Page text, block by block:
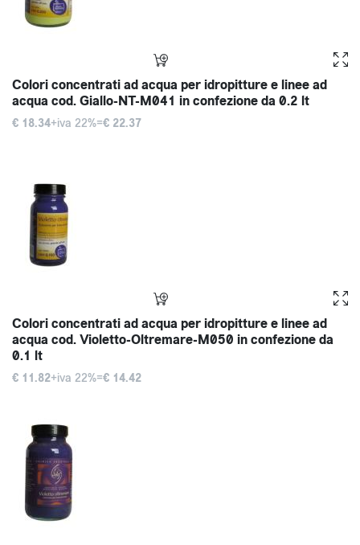
Colori concentrati ad acqua per idropitture e linee ad
acqua cod. Giallo-NT-M041 in confezione da 0.2 lt
€ 18.34+iva 22%=€ 22.37
Colori concentrati ad acqua per idropitture e linee ad
acqua cod. Violetto-Oltremare-M050 in confezione da
0.1 lt
€ 11.82+iva 22%=€ 14.42